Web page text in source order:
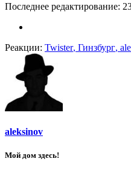
Последнее редактирование:
Реакции: Twister, Гинзбург,
aleksinov
Мой дом здесь!